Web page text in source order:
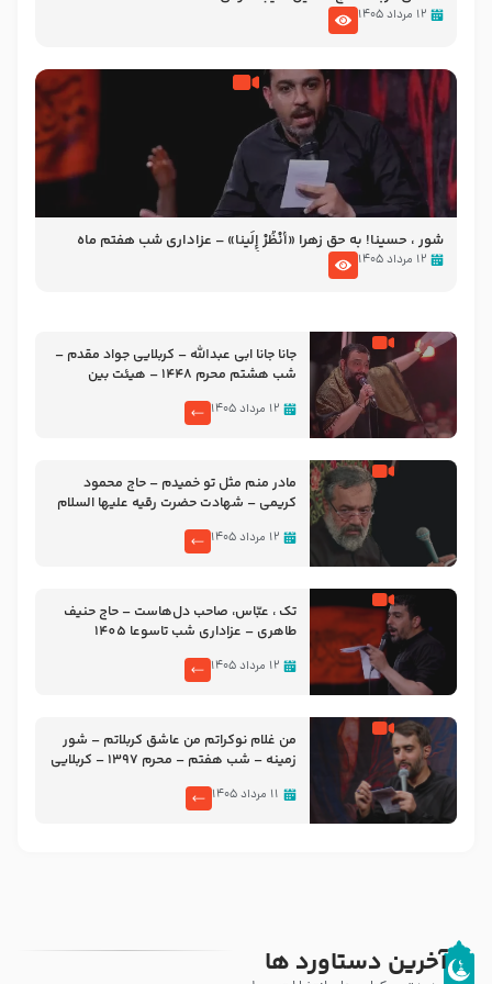
۱۲ مرداد ۱۴۰۵
شور ، حسینا! به‌ حق زهرا «أُنْظُرْ إِلَینا» – عزاداری شب هفتم ماه
محرّم 1405
۱۲ مرداد ۱۴۰۵
جانا جانا ابی عبدالله – کربلایی جواد مقدم –
شب هشتم محرم 1448 – هیئت بین
۱۲ مرداد ۱۴۰۵
مادر منم مثل تو خمیدم – حاج محمود
کریمی – شهادت حضرت رقیه علیها السلام
۱۲ مرداد ۱۴۰۵
تک ، عبّاس، صاحب دل‌هاست – حاج حنیف
طاهری – عزاداری شب تاسوعا 1405
۱۲ مرداد ۱۴۰۵
من غلام نوکراتم من عاشق کربلاتم – شور
زمینه – شب هفتم – محرم 1397 – کربلایی
۱۱ مرداد ۱۴۰۵
آخرین دستاورد ها